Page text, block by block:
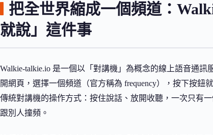
把全世界縮成一個頻道：
就說」這件事
Walkie-talkie.io 是一個以「對講機」為概念的線上語音通
開網頁，選擇一個頻道（官方稱為 frequency），按下按
傳統對講機的操作方式：按住說話、放開收聽，一次只有
跟別人撞頻。